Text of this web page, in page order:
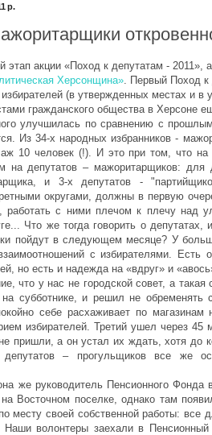
р.
этап акции «Поход к депутатам - 2011»,
Херсонщина» . Первый Поход
(в утвержденных местах и в
гражданского общества в Херсоне
улучшилась по сравнению с
Из 34-х народных избранников -
10 человек (!). И это при том, что на
на депутатов – мажоритарщиков: для
и 3-х депутатов -
округами, должны в первую
работать с ними плечом к плечу над
Что же тогда говорить о
пойдут в следующем месяце? У
с избирателями. Есть
но есть и надежда на «вдруг» и
что у нас не городской совет, а
на субботнике, и решил не обременять
себе расхаживает по магазинам
избирателей. Третий ушел через 45
пришли, а он устал их ждать, хотя до
– прогульщиков все же
же руководитель Пенсионного Фонда
Восточном поселке, однако там
месту своей собственной работы: все
волонтеры заехали в